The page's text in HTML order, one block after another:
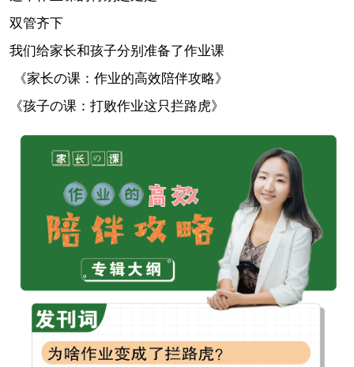
双管齐下
我们给家长和孩子分别准备了作业课
《家长の课：作业的高效陪伴攻略》
《孩子の课：打败作业这只拦路虎》